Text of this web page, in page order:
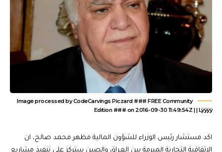
Image processed by CodeCarvings Piczard ### FREE Community
Edition ### on 2016-09-30 11:49:54Z | | Lÿÿÿÿ
اكد مستشار رئيس الوزراء للشؤون المالية مظهر محمد صالح، ان
الاتفاقية التجارية المبرمة بين العراق والصين ستركز على تنفيذ مشاريع